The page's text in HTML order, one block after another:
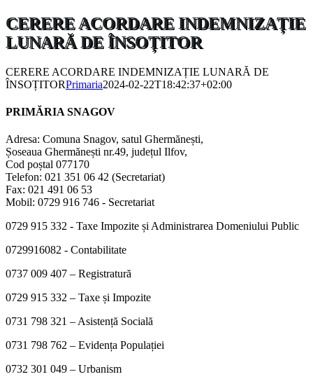
CERERE ACORDARE INDEMNIZAȚIE
LUNARĂ DE ÎNSOȚITOR
CERERE ACORDARE INDEMNIZAȚIE LUNARĂ DE
ÎNSOȚITORPrimaria2024-02-22T18:42:37+02:00
PRIMĂRIA SNAGOV
Adresa: Comuna Snagov, satul Ghermănești,
Șoseaua Ghermănești nr.49, județul Ilfov,
Cod poștal 077170
Telefon: 021 351 06 42 (Secretariat)
Fax: 021 491 06 53
Mobil: 0729 916 746 - Secretariat
0729 915 332 - Taxe Impozite și Administrarea Domeniului Public
0729916082 - Contabilitate
0737 009 407 – Registratură
0729 915 332 – Taxe și Impozite
0731 798 321 – Asistență Socială
0731 798 762 – Evidența Populației
0732 301 049 – Urbanism